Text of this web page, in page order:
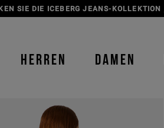
SIE DIE ICEBERG JEANS-KOLLEKTION
HERREN DAMEN